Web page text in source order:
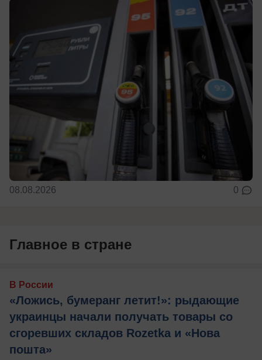
08.08.2026 0
Главное в стране
В России
«Ложись, бумеранг летит!»: рыдающие
украинцы начали получать товары со
сгоревших складов Rozetka и «Нова
пошта»